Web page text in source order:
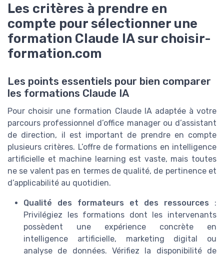
Les critères à prendre en
compte pour sélectionner une
formation Claude IA sur choisir-
formation.com
Les points essentiels pour bien comparer
les formations Claude IA
Pour choisir une formation Claude IA adaptée à votre
parcours professionnel d’office manager ou d’assistant
de direction, il est important de prendre en compte
plusieurs critères. L’offre de formations en intelligence
artificielle et machine learning est vaste, mais toutes
ne se valent pas en termes de qualité, de pertinence et
d’applicabilité au quotidien.
Qualité des formateurs et des ressources :
Privilégiez les formations dont les intervenants
possèdent une expérience concrète en
intelligence artificielle, marketing digital ou
analyse de données. Vérifiez la disponibilité de